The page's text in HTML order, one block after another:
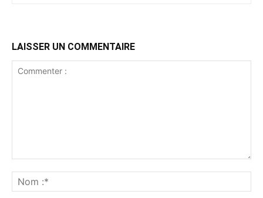
LAISSER UN COMMENTAIRE